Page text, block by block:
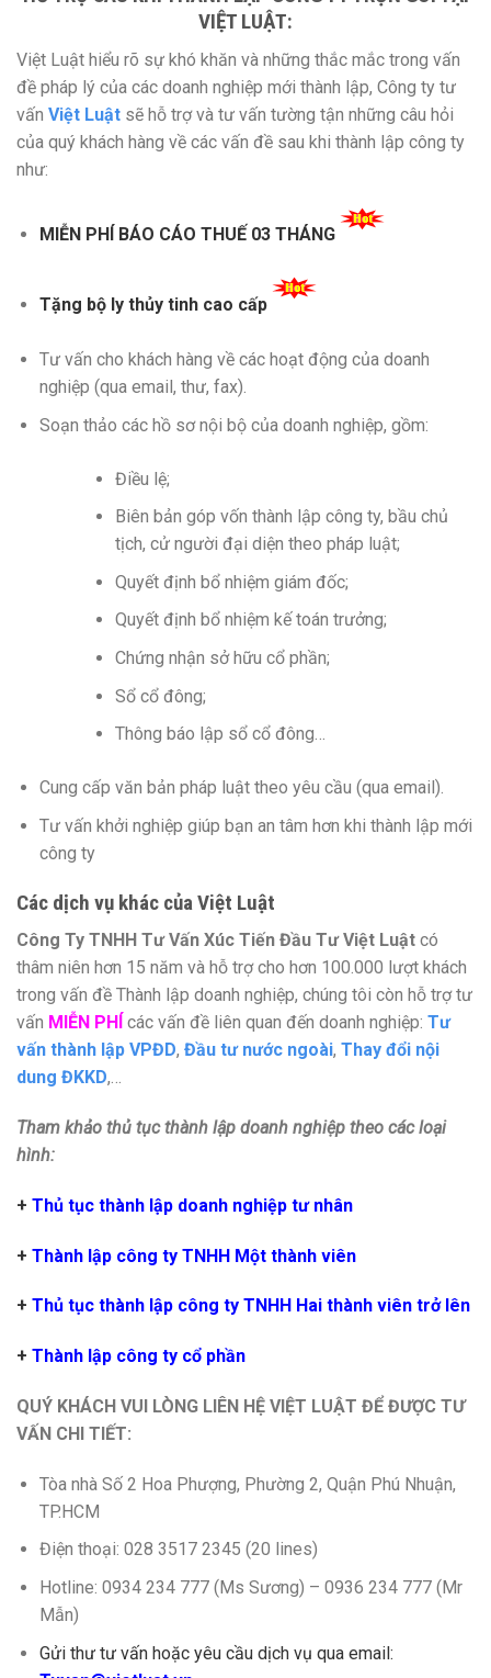
VIỆT LUẬT:
Việt Luật hiểu rõ sự khó khăn và những thắc mắc trong vấn
đề pháp lý của các doanh nghiệp mới thành lập, Công ty tư
vấn Việt Luật sẽ hỗ trợ và tư vấn tường tận những câu hỏi
của quý khách hàng về các vấn đề sau khi thành lập công ty
như:
MIỄN PHÍ BÁO CÁO THUẾ 03 THÁNG
Tặng bộ ly thủy tinh cao cấp
Tư vấn cho khách hàng về các hoạt động của doanh
nghiệp (qua email, thư, fax).
Soạn thảo các hồ sơ nội bộ của doanh nghiệp, gồm:
Điều lệ;
Biên bản góp vốn thành lập công ty, bầu chủ
tịch, cử người đại diện theo pháp luật;
Quyết định bổ nhiệm giám đốc;
Quyết định bổ nhiệm kế toán trưởng;
Chứng nhận sở hữu cổ phần;
Sổ cổ đông;
Thông báo lập sổ cổ đông…
Cung cấp văn bản pháp luật theo yêu cầu (qua email).
Tư vấn khởi nghiệp giúp bạn an tâm hơn khi thành lập mới
công ty
Các dịch vụ khác của Việt Luật
Công Ty TNHH Tư Vấn Xúc Tiến Đầu Tư Việt Luật có
thâm niên hơn 15 năm và hỗ trợ cho hơn 100.000 lượt khách
trong vấn đề Thành lập doanh nghiệp, chúng tôi còn hỗ trợ tư
vấn MIỄN PHÍ các vấn đề liên quan đến doanh nghiệp: Tư
vấn thành lập VPĐD, Đầu tư nước ngoài, Thay đổi nội
dung ĐKKD,…
Tham khảo thủ tục thành lập doanh nghiệp theo các loại
hình:
+ Thủ tục thành lập doanh nghiệp tư nhân
+ Thành lập công ty TNHH Một thành viên
+ Thủ tục thành lập công ty TNHH Hai thành viên trở lên
+ Thành lập công ty cổ phần
QUÝ KHÁCH VUI LÒNG LIÊN HỆ VIỆT LUẬT ĐỂ ĐƯỢC TƯ
VẤN CHI TIẾT:
Tòa nhà Số 2 Hoa Phượng, Phường 2, Quận Phú Nhuận,
TP.HCM
Điện thoại: 028 3517 2345 (20 lines)
Hotline: 0934 234 777 (Ms Sương) – 0936 234 777 (Mr
Mẫn)
Gửi thư tư vấn hoặc yêu cầu dịch vụ qua email: